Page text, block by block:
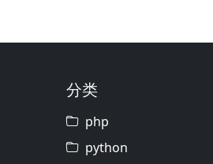
分类
php
python